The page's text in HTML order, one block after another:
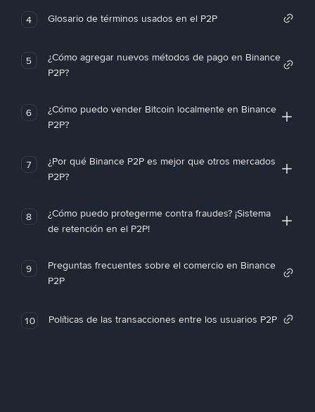
4 Glosario de términos usados en el P2P
5
¿Cómo agregar nuevos métodos de pago en Binance
P2P?
6
¿Cómo puedo vender Bitcoin localmente en Binance
P2P?
7
¿Por qué Binance P2P es mejor que otros mercados
P2P?
8
¿Cómo puedo protegerme contra fraudes? ¡Sistema
de retención en el P2P!
9
Preguntas frecuentes sobre el comercio en Binance
P2P
10 Políticas de las transacciones entre los usuarios P2P